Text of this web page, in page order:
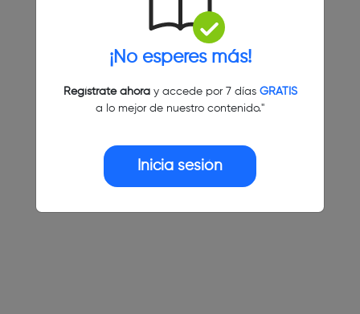
¡No esperes más!
Regístrate ahoray accede por 7 días GRATIS
a lo mejor de nuestro contenido."
Inicia sesión